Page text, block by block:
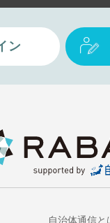
ン
自治体通信と